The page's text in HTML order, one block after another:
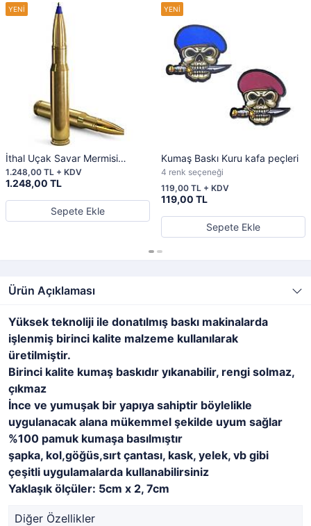
İthal Uçak Savar Mermisi
Tükenmez Kalem
1.248,00 TL
1.248,00 TL + KDV
Sepete Ekle
Kumaş Baskı Kuru kafa peçleri
4 renk seçeneği
119,00 TL
119,00 TL + KDV
Sepete Ekle
Ürün Açıklaması
Yüksek teknoliji ile donatılmış baskı makinalarda
işlenmiş birinci kalite malzeme kullanılarak
üretilmiştir.
Birinci kalite kumaş baskıdır yıkanabilir, rengi solmaz,
çıkmaz
İnce ve yumuşak bir yapıya sahiptir böylelikle
uygulanacak alana mükemmel şekilde uyum sağlar
%100 pamuk kumaşa basılmıştır
şapka, kol,göğüs,sırt çantası, kask, yelek, vb gibi
çeşitli uygulamalarda kullanabilirsiniz
Yaklaşık ölçüler: 5cm x 2, 7cm
Diğer Özellikler